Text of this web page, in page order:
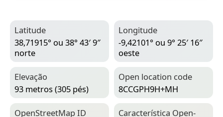
Latitude
38,71915° ou 38° 43′ 9″
norte
Longitude
-9,42101° ou 9° 25′ 16″
oeste
Elevação
93 metros (305 pés)
Open location code
8CCGPH9H+MH
Open­Street­Map ID
Característica Open­